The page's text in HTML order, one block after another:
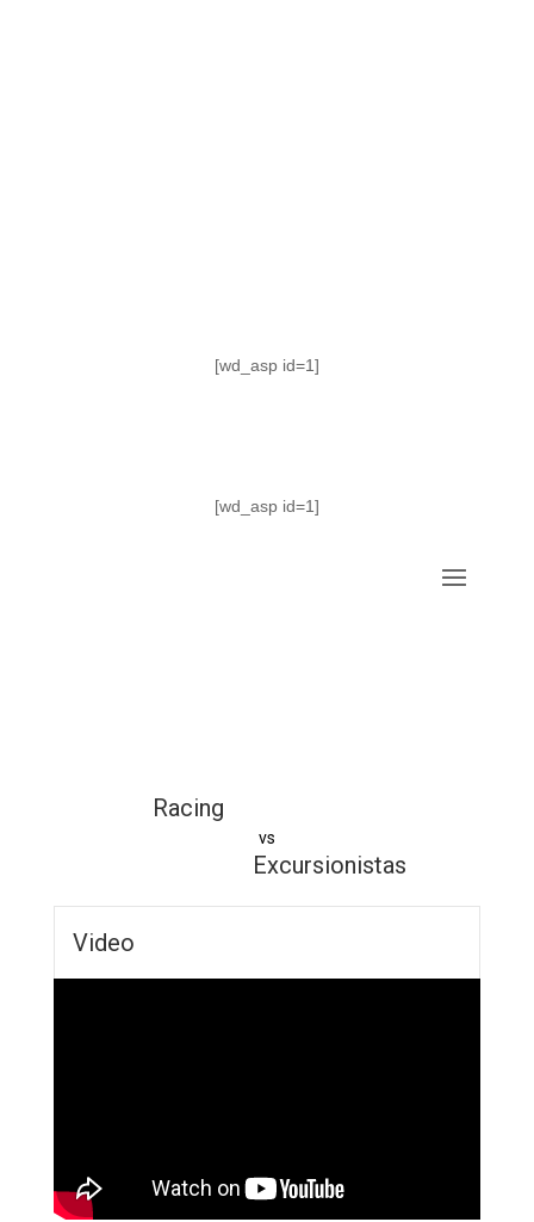
[wd_asp id=1]
[wd_asp id=1]
Racing
vs
Excursionistas
Video